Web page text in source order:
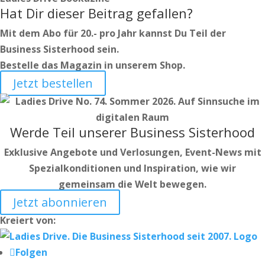
Hat Dir dieser Beitrag gefallen?
Mit dem Abo für 20.- pro Jahr kannst Du Teil der
Business Sisterhood sein.
Bestelle das Magazin in unserem Shop.
Jetzt bestellen
Werde Teil unserer Business Sisterhood
Exklusive Angebote und Verlosungen, Event-News mit
Spezialkonditionen und Inspiration, wie wir
gemeinsam die Welt bewegen.
Jetzt abonnieren
Kreiert von:
Folgen